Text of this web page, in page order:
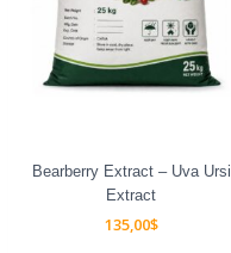
Bearberry Extract – Uva Ursi
Extract
135,00$